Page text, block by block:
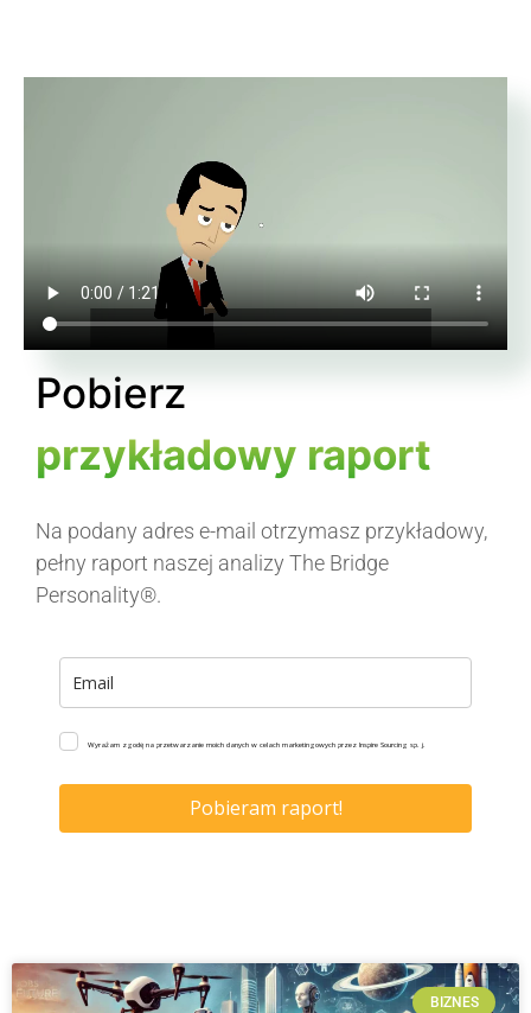
Pobierz
przykładowy raport
Na podany adres e-mail otrzymasz przykładowy,
pełny raport naszej analizy The Bridge
Personality®.
Wyrażam zgodę na przetwarzanie moich danych w celach marketingowych przez Inspire Sourcing sp. j.
Pobieram raport!
BIZNES